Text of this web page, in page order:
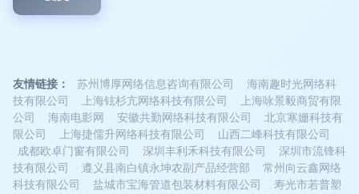
友情链接： 苏州博厚网络信息咨询有限公司
海南趣时光网络科
技有限公司
上海铉杉亢网络科技有限公司
上海咏景毅商贸有限
公司
海南电影网 安徽共勤网络科技有限公司
北京寒姗科技有
限公司
上海捷儒升网络科技有限公司
山西二峰科技有限公司
成都欧卓门窗有限公司
深圳丰利禾科技有限公司
深圳市流锋科
技有限公司
遵义县南白镇永坤农副产品经营部
常州向云鑫网络
科技有限公司
盐城市宝海管道包装材料有限公司
寿光市若普塑